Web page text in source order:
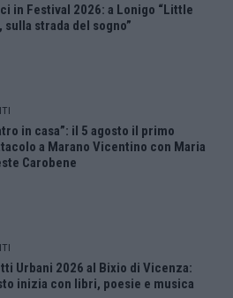
in Festival 2026: a Lonigo “Little
sulla strada del sogno”
in casa”: il 5 agosto il primo
a Marano Vicentino con Maria
Carobene
Urbani 2026 al Bixio di Vicenza:
inizia con libri, poesie e musica